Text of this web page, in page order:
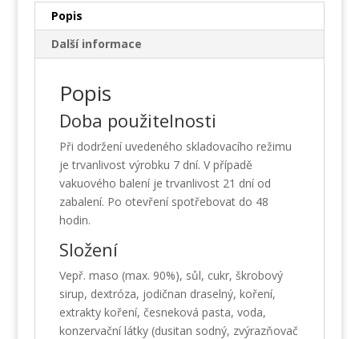
Popis
Další informace
Popis
Doba použitelnosti
Při dodržení uvedeného skladovacího režimu
je trvanlivost výrobku 7 dní. V případě
vakuového balení je trvanlivost 21 dní od
zabalení. Po otevření spotřebovat do 48
hodin.
Složení
Vepř. maso (max. 90%), sůl, cukr, škrobový
sirup, dextróza, jodičnan draselný, koření,
extrakty koření, česneková pasta, voda,
konzervační látky (dusitan sodný, zvýrazňovač